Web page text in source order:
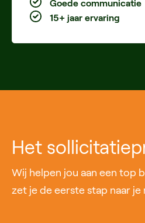
Goede communicatie
15+ jaar ervaring
Het
Wij helpen jou aan een top
zet je de eerste stap naar je